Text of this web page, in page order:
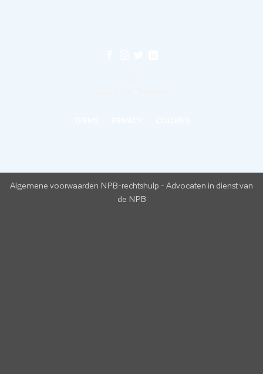
Algemene voorwaarden NPB-rechtshulp - Advocaten in dienst van
de NPB